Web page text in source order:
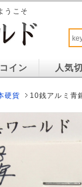
うこそ
イン 人気
硬貨 10銭アルミ青